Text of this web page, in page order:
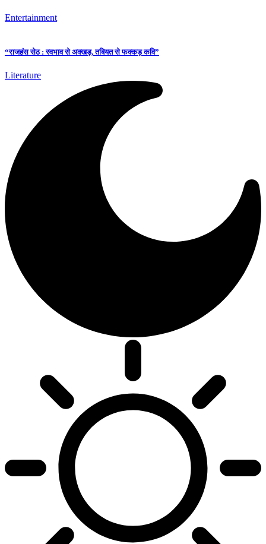
Entertainment
“राजहंस सेठ : स्वभाव से अक्खड़, तबियत से फक्कड़ कवि”
Literature